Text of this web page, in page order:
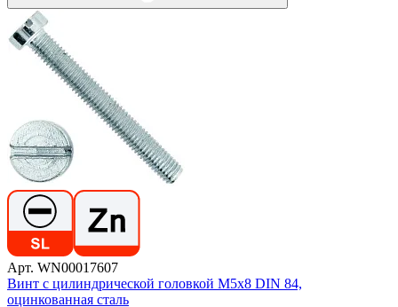
Арт. WN00017607
Винт с цилиндрической головкой М5х8 DIN 84,
оцинкованная сталь